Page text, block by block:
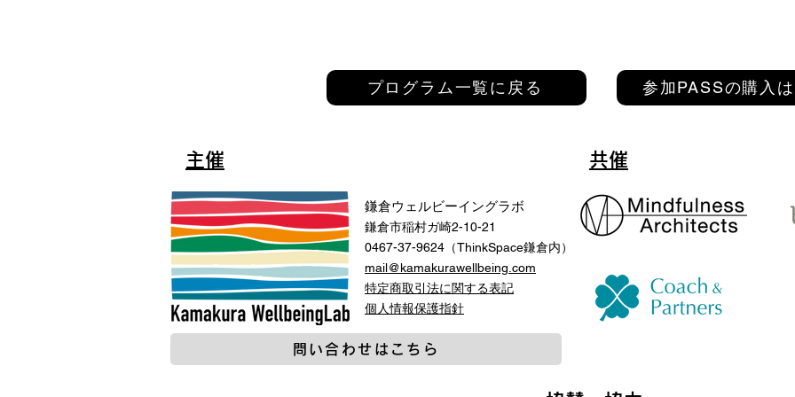
プログラム一覧に戻る 参加PASSの購入
主催 共催
鎌倉ウェルビーイングラボ
鎌倉市稲村ガ崎2-10-21
0467-37-9624（ThinkSpace鎌倉内）
mail@kamakurawellbeing.com
特定商取引法に関する表記
​個人情報保護指針
問い合わせはこちら